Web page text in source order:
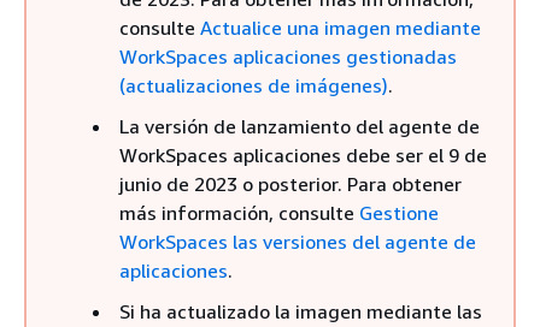
consulte Actualice una imagen mediante
WorkSpaces aplicaciones gestionadas
(actualizaciones de imágenes).
La versión de lanzamiento del agente de
WorkSpaces aplicaciones debe ser el 9 de
junio de 2023 o posterior. Para obtener
más información, consulte Gestione
WorkSpaces las versiones del agente de
aplicaciones.
Si ha actualizado la imagen mediante las